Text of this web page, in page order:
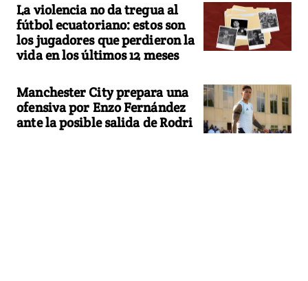
La violencia no da tregua al
fútbol ecuatoriano: estos son
los jugadores que perdieron la
vida en los últimos 12 meses
Manchester City prepara una
ofensiva por Enzo Fernández
ante la posible salida de Rodri